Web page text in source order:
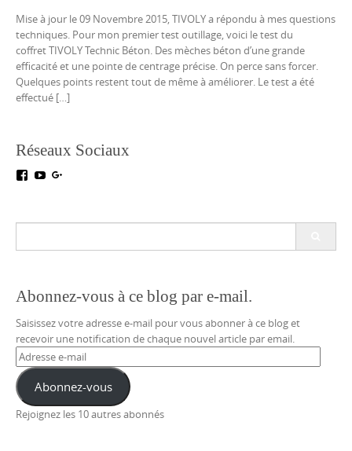
Mise à jour le 09 Novembre 2015, TIVOLY a répondu à mes questions
techniques. Pour mon premier test outillage, voici le test du
coffret TIVOLY Technic Béton. Des mèches béton d’une grande
efficacité et une pointe de centrage précise. On perce sans forcer.
Quelques points restent tout de même à améliorer. Le test a été
effectué […]
Réseaux Sociaux
Voir
testoutillage
Facebook
Voir
UC5crr0I4Ey688Hu1IMBwWRA
YouTube
+Test-
sur
Abonnez-vous à ce blog par e-mail.
Saisissez votre adresse e-mail pour vous abonner à ce blog et
recevoir une notification de chaque nouvel article par email.
Adresse
e-
mail Abonnez-vous
Rejoignez les 10 autres abonnés